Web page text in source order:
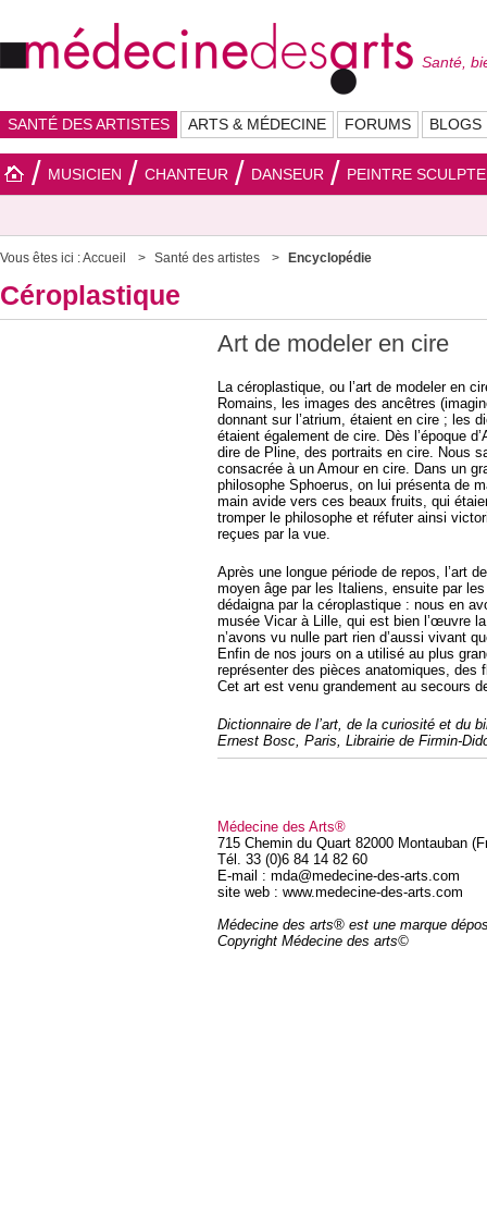
Santé,
SANTÉ DES ARTISTES ARTS & MÉDECINE FORUMS BLOGS
MUSICIEN CHANTEUR DANSEUR PEINTRE
Vous êtes ici :Accueil Santé des artistes Encyclopédie
Céroplastique
Art de modeler en cire
La céroplastique, ou l’art de modeler en
Romains, les images des ancêtres
donnant sur l’atrium, étaient en cire ; les
étaient également de cire. Dès l’époque
dire de Pline, des portraits en cire. Nous
consacrée à un Amour en cire. Dans un
philosophe Sphoerus, on lui présenta de
main avide vers ces beaux fruits, qui
tromper le philosophe et réfuter ainsi
reçues par la vue.
Après une longue période de repos, l’art
moyen âge par les Italiens, ensuite par
dédaigna par la céroplastique : nous en
musée Vicar à Lille, qui est bien l’œuvre
n’avons vu nulle part rien d’aussi vivant
Enfin de nos jours on a utilisé au plus
représenter des pièces anatomiques, des
Cet art est venu grandement au secours
Dictionnaire de l’art, de la curiosité et du
Ernest Bosc, Paris, Librairie de Firmin-
Médecine des Arts®
715 Chemin du Quart 82000 Montauban
Tél. 33 (0)6 84 14 82 60
E-mail : mda@medecine-des-arts.com
site web : www.medecine-des-arts.com
Médecine des arts® est une marque
Copyright Médecine des arts©